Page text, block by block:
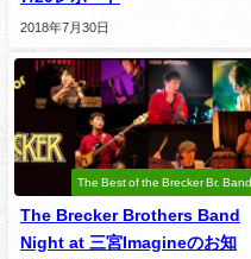
2018年7月30日
The Best of the Brecker Br. Band
The Brecker Brothers Band
Night at 三宮Imagineのお知